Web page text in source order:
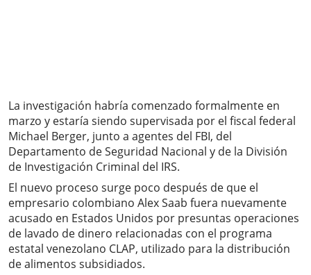
La investigación habría comenzado formalmente en
marzo y estaría siendo supervisada por el fiscal federal
Michael Berger, junto a agentes del FBI, del
Departamento de Seguridad Nacional y de la División
de Investigación Criminal del IRS.
El nuevo proceso surge poco después de que el
empresario colombiano Alex Saab fuera nuevamente
acusado en Estados Unidos por presuntas operaciones
de lavado de dinero relacionadas con el programa
estatal venezolano CLAP, utilizado para la distribución
de alimentos subsidiados.